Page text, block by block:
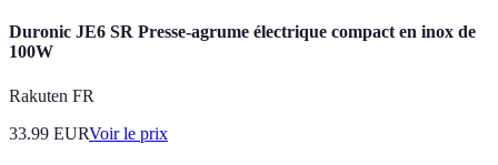
Duronic JE6 SR Presse-agrume électrique compact en inox de
100W
Rakuten FR
33.99 EURVoir le prix